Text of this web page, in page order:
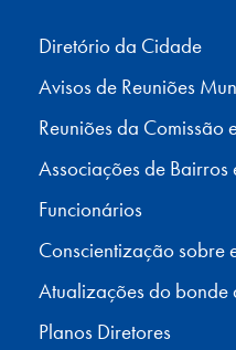
Diretório da Cidade
Avisos de Reuniões
Reuniões da Comissão
Associações de Bairros
Funcionários
Conscientização sobre
Atualizações do bonde
Planos Diretores